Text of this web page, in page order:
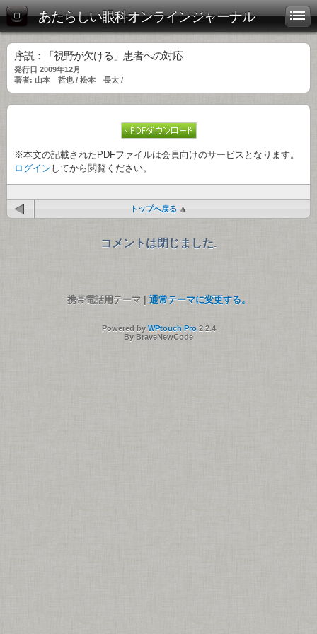
あたらしい眼科オンラインジャーナル
序説：「視野が欠ける」患者への対応
発行日 2009年12月
著者: 山本 哲也 / 松本 長太 /
※本文の記載されたPDFファイルは会員向けのサービスとなります。
ログイン してから閲覧ください。
トップへ戻る
コメントは閉じました.
携帯電話用テーマ | 通常テーマに変更する。
Powered by WPtouch Pro2.2.4
By BraveNewCode